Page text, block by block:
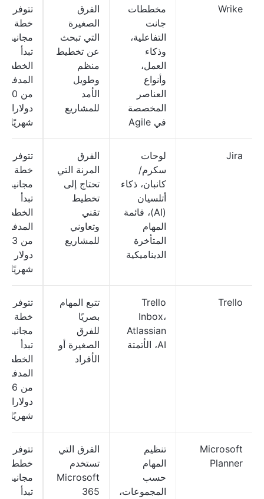
Wrike
مخططات
جانت
التفاعلية،
وذكاء
العمل،
وأنواع
العناصر
المخصصة
في Agile
الفرق
الصغيرة
التي تبحث
عن تخطيط
منظم
وطويل
الأمد
للمشاريع
تتوفر
خطة
مجانية؛
تبدأ
الخطط
من 10
دولارات
شهريًا
Jira
لوحات
سكرم/
كانبان، ذكاء
أتلسيان
(AI)، قائمة
المهام
المتأخرة
الديناميكية
الفرق
المرنة التي
تحتاج إلى
تخطيط
تقني
وتعاوني
للمشاريع
تتوفر
خطة
مجانية؛
تبدأ
الخطط
من
دولار
شهريًا
Trello
Trello
Inbox،
Atlassian
AI، الأتمتة
تتبع المهام
بصريًا
للفرق
الصغيرة أو
الأفراد
تتوفر
خطة
مجانية؛
تبدأ
الخطط
من 6
دولارات
شهريًا
Microsoft
Planner
تنظيم
المهام
حسب
المجموعات،
الفرق التي
تستخدم
Microsoft
365
تتوفر
خطط
مجانية؛
تبدأ